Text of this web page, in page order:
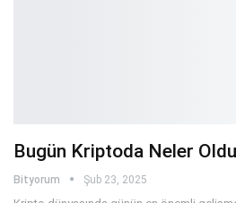
Bugün Kriptoda Neler
Bityorum Şub 23, 2025